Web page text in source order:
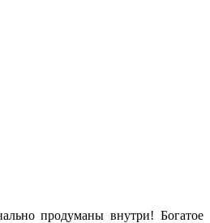
продуманы внутри! Богатое